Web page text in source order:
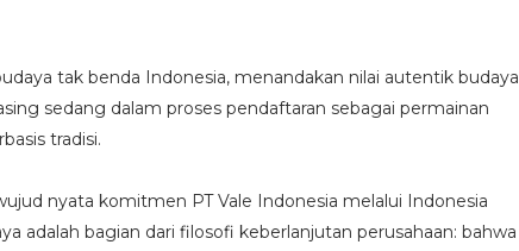
tak benda Indonesia, menandakan nilai autentik budaya
sedang dalam proses pendaftaran sebagai permainan
tradisi.
nyata komitmen PT Vale Indonesia melalui Indonesia
adalah bagian dari filosofi keberlanjutan perusahaan: bahwa